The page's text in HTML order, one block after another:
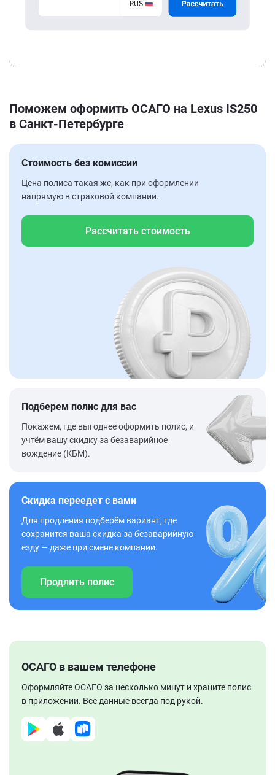
Поможем оформить ОСАГО на Lexus IS250
в Санкт-Петербурге
Стоимость без комиссии
Цена полиса такая же, как при оформлении
напрямую в страховой компании.
Рассчитать стоимость
Подберем полис для вас
Покажем, где выгоднее оформить полис, и
учтём вашу скидку за безаварийное
вождение (КБМ).
Скидка переедет с вами
Для продления подберём вариант, где
сохранится ваша скидка за безаварийную
езду — даже при смене компании.
Продлить полис
ОСАГО в вашем телефоне
Оформляйте ОСАГО за несколько минут и храните полис
в приложении. Все данные всегда под рукой.